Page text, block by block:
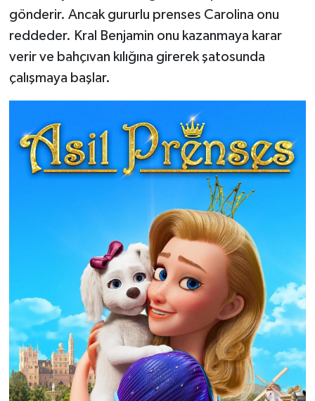
gönderir. Ancak gururlu prenses Carolina onu
reddeder. Kral Benjamin onu kazanmaya karar
verir ve bahçıvan kılığına girerek şatosunda
çalışmaya başlar.